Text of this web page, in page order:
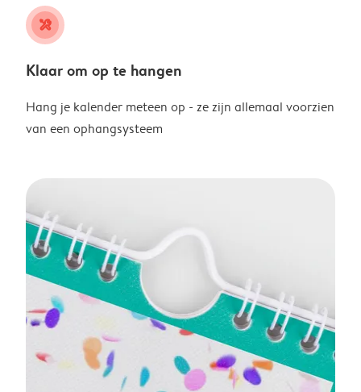
tools
Klaar om op te hangen
Hang je kalender meteen op - ze zijn allemaal voorzien
van een ophangsysteem